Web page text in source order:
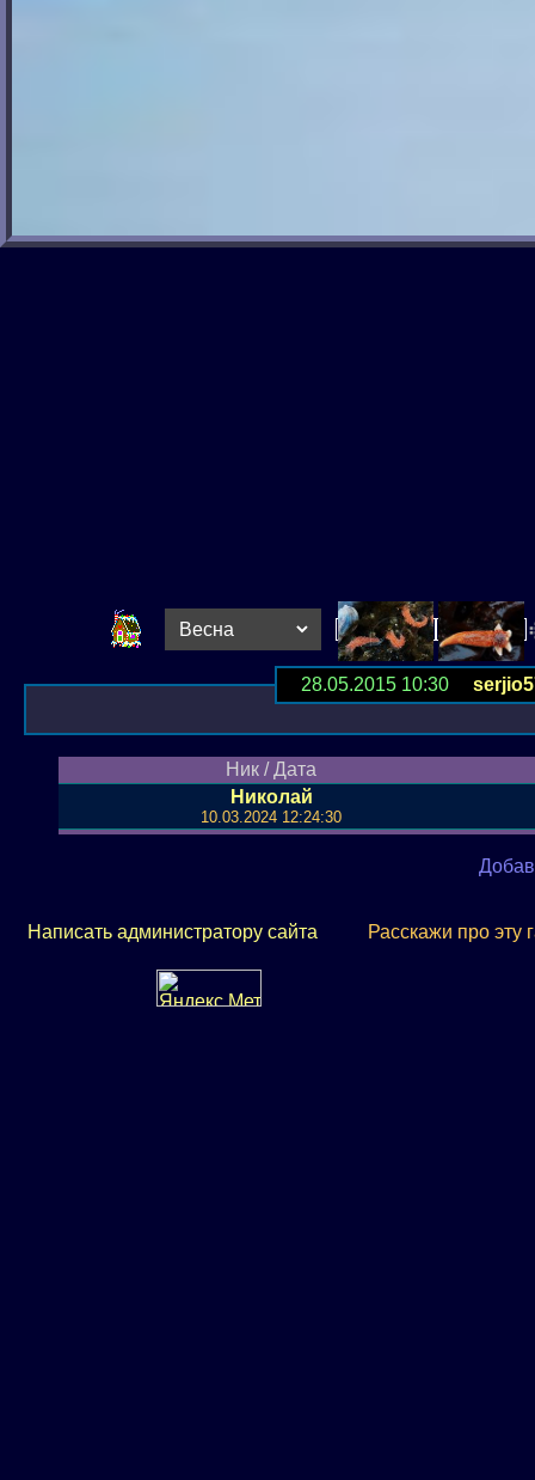
28.05.2015 10:30
Ник / Дата
Николай
10.03.2024 12:24:30
Написать администратору сайта Расскажи про эту